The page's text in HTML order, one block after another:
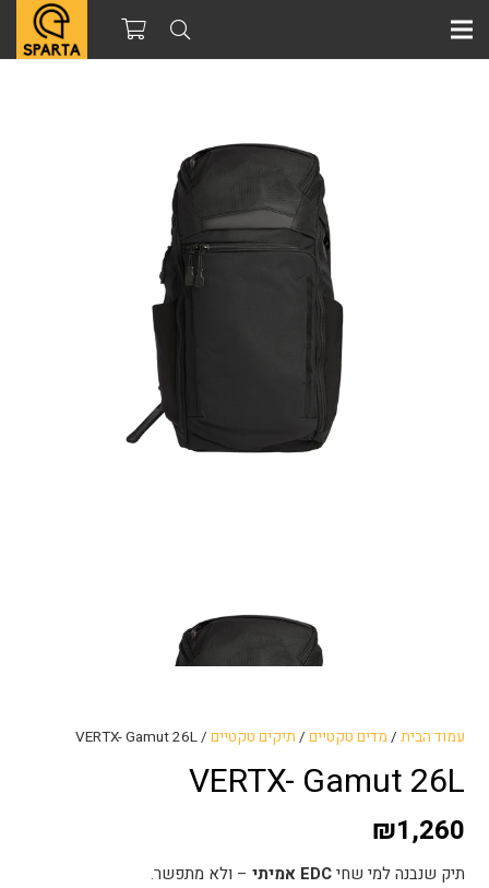
עמוד הבית / מדים טקטיים / תיקים טקטיים / VERTX- Gamut 26L
VERTX- Gamut 26L
₪1,260
תיק שנבנה למי שחיEDC אמיתי
– ולא מתפשר.